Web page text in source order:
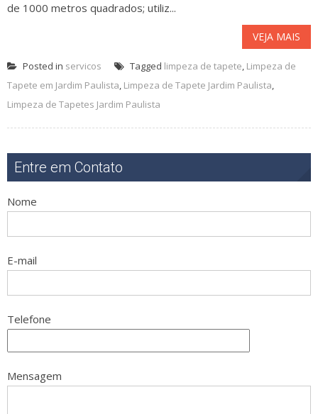
de 1000 metros quadrados; utiliz...
VEJA MAIS
Posted in servicos Tagged limpeza de tapete, Limpeza de
Tapete em Jardim Paulista, Limpeza de Tapete Jardim Paulista,
Limpeza de Tapetes Jardim Paulista
Entre em Contato
Nome
E-mail
Telefone
Mensagem